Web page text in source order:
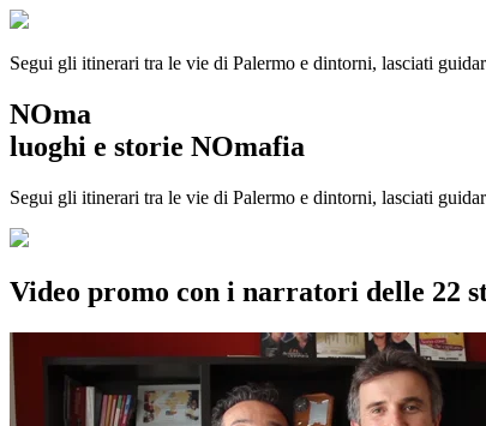
Segui gli itinerari tra le vie di Palermo e dintorni, lasciati
NOma
luoghi e storie NOmafia
Segui gli itinerari tra le vie di Palermo e dintorni, lasciati
Video promo con i narratori delle 22